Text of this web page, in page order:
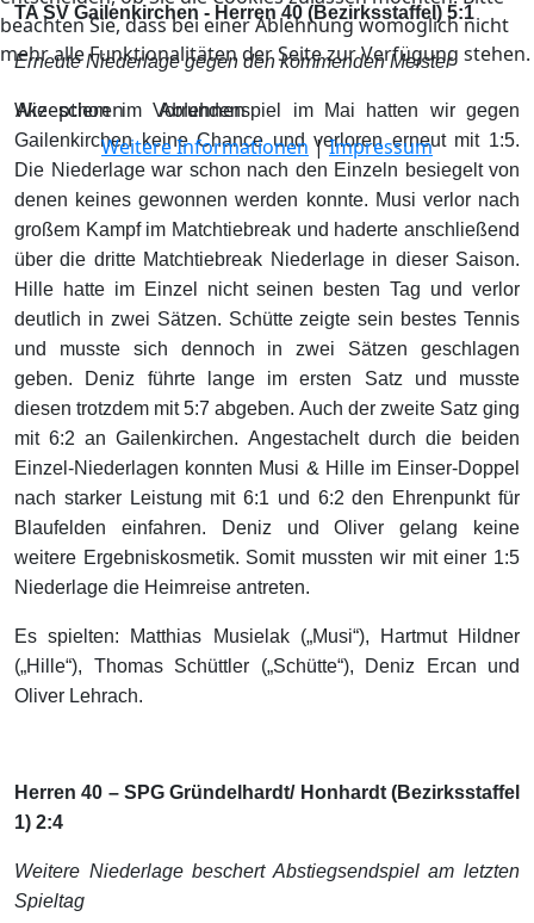
TA SV Gailenkirchen - Herren 40 (Bezirksstaffel) 5:1
Erneute Niederlage gegen den kommenden Meister
Wie schon im Vorrundenspiel im Mai hatten wir gegen
Gailenkirchen keine Chance und verloren erneut mit 1:5.
Die Niederlage war schon nach den Einzeln besiegelt von
denen keines gewonnen werden konnte. Musi verlor nach
großem Kampf im Matchtiebreak und haderte anschließend
über die dritte Matchtiebreak Niederlage in dieser Saison.
Hille hatte im Einzel nicht seinen besten Tag und verlor
deutlich in zwei Sätzen. Schütte zeigte sein bestes Tennis
und musste sich dennoch in zwei Sätzen geschlagen
geben. Deniz führte lange im ersten Satz und musste
diesen trotzdem mit 5:7 abgeben. Auch der zweite Satz ging
mit 6:2 an Gailenkirchen. Angestachelt durch die beiden
Einzel-Niederlagen konnten Musi & Hille im Einser-Doppel
nach starker Leistung mit 6:1 und 6:2 den Ehrenpunkt für
Blaufelden einfahren. Deniz und Oliver gelang keine
weitere Ergebniskosmetik. Somit mussten wir mit einer 1:5
Niederlage die Heimreise antreten.
Es spielten: Matthias Musielak („Musi“), Hartmut Hildner
(„Hille“), Thomas Schüttler („Schütte“), Deniz Ercan und
Oliver Lehrach.
Herren 40 – SPG Gründelhardt/ Honhardt (Bezirksstaffel
1) 2:4
Weitere Niederlage beschert Abstiegsendspiel am letzten
Spieltag
beachten Sie, dass bei einer Ablehnung womöglich nicht
mehr alle Funktionalitäten der Seite zur Verfügung stehen.
Akzeptieren
Ablehnen
Weitere Informationen |Impressum